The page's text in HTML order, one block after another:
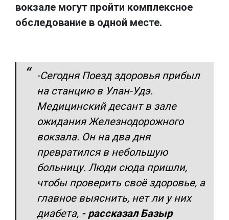
вокзале могут пройти комплексное
обследование в одной месте.
-Сегодня Поезд здоровья прибыл
на станцию в Улан-Удэ.
Медицинский десант в зале
ожидания Железнодорожного
вокзала. Он на два дня
превратился в небольшую
больницу. Люди сюда пришли,
чтобы проверить своё здоровье, а
главное выяснить, нет ли у них
диабета, - рассказал Базыр